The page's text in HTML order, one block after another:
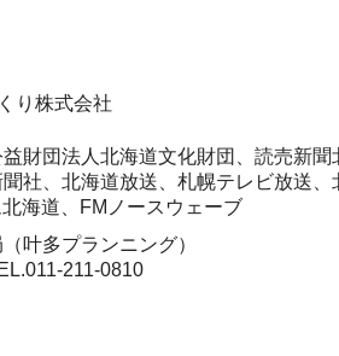
り株式会社
財団法人北海道文化財団、読売新
社、北海道放送、札幌テレビ放送
海道、FMノースウェーブ
叶多プランニング）
央区大通西5丁目大五ビルヂング3F TEL.011-211-0810